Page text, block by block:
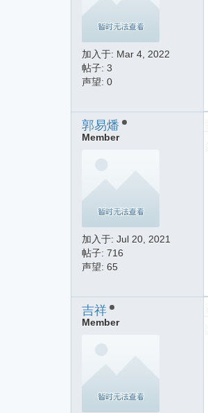
加入于: Mar 4, 2022
帖子: 3
声望: 0
郭易燔
Member
加入于: Jul 20, 2021
帖子: 716
声望: 65
吉祥
Member